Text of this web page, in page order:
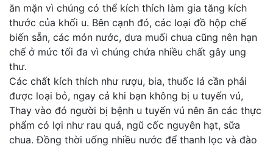
ăn mặn vì chúng có thể kích thích làm gia tăng kích
thước của khối u. Bên cạnh đó, các loại đồ hộp chế
biến sẵn, các món nước, dưa muối chua cũng nên hạn
chế ở mức tối đa vì chúng chứa nhiều chất gây ung
thư.
Các chất kích thích như rượu, bia, thuốc lá cần phải
được loại bỏ, ngay cả khi bạn không bị u tuyến vú,
Thay vào đó người bị bệnh u tuyến vú nên ăn các thực
phẩm có lợi như rau quả, ngũ cốc nguyên hạt, sữa
chua. Đồng thời uống nhiều nước để thanh lọc và đào